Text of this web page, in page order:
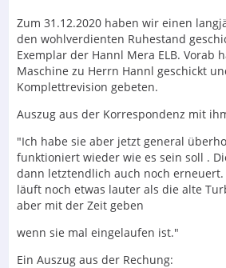
Zum 31.12.2020 haben wir einen
den wohlverdienten Ruhestand
Exemplar der Hannl Mera ELB. Vorab
Maschine zu Herrn Hannl geschickt
Komplettrevision gebeten.
Auszug aus der Korrespondenz mit
"Ich habe sie aber jetzt general
funktioniert wieder wie es sein soll .
dann letztendlich auch noch
läuft noch etwas lauter als die alte
aber mit der Zeit geben
wenn sie mal eingelaufen ist."
Ein Auszug aus der Rechung: